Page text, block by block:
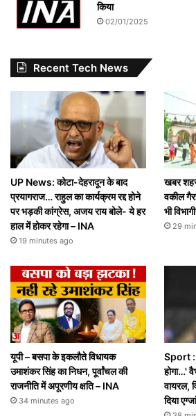
किया
02/01/2025
Recent Tech News
UP News: कोटा-देहरादून के बाद
प्रयागराज… राहुल का कार्यक्रम रद्द होने
पर भड़की कांग्रेस, अजय राय बोले- ये हर
हाल में होकर रहेगा – INA
19 minutes ago
खबर
वकील
भी
29
यूपी – बसपा के इकलौते विधायक
उमाशंकर सिंह का निधन, पूर्वांचल की
राजनीति में अपूरणीय क्षति – INA
34 minutes ago
Sport :
होगा…'
वायरल,
दिया